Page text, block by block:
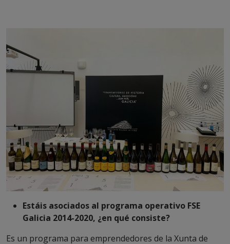
Estáis asociados al programa operativo FSE
Galicia 2014-2020, ¿en qué consiste?
Es un programa para emprendedores de la Xunta de